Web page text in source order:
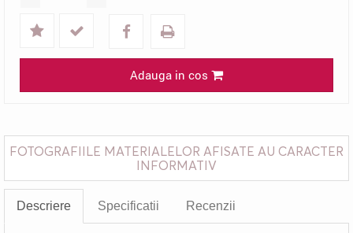
Adauga in cos
FOTOGRAFIILE MATERIALELOR AFISATE AU CARACTER
INFORMATIV
Descriere Specificatii Recenzii